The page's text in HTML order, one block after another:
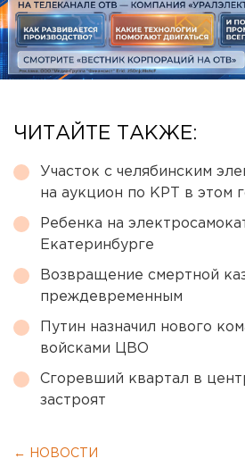
ЧИТАЙТЕ ТАКЖЕ:
Участок с челябинским
на аукцион по КРТ в этом
Ребенка на
Екатеринбурге
Возвращение смертной
преждевременным
Путин назначил нового
войсками ЦВО
Сгоревший квартал в
застроят
← НОВОСТИ